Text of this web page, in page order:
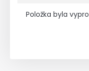
Položka byla